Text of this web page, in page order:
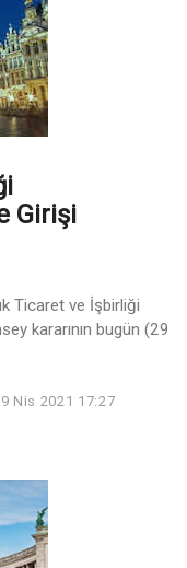
Girişi
Ticaret ve İşbirliği
kararının bugün (29
Nis 2021 17:27